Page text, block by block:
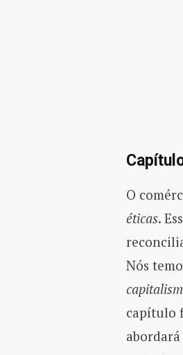
O
éticas.
Nós
capítulo